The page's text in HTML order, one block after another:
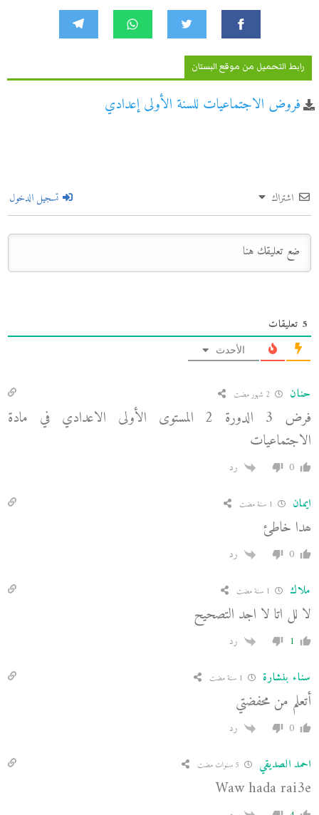
رابط التحميل من موقع البستان
فروض الاجتماعيات للسنة الأولى إعدادي
اشتراك تسجيل الدخول
5 تعليقات
الأحدث
حنان
فرض 3 الدورة 2 المستوى الأولى الاعدادي في مادة
الاجتماعيات
0 رد
ايمان
ھدا خاطئ
0 رد
ملاك
لا لل اتا لا اجد التصحيح
1 رد
سناء بنشارة
أتعلم من محفضتي
0 رد
احمد الصديقي
Waw hada rai3e